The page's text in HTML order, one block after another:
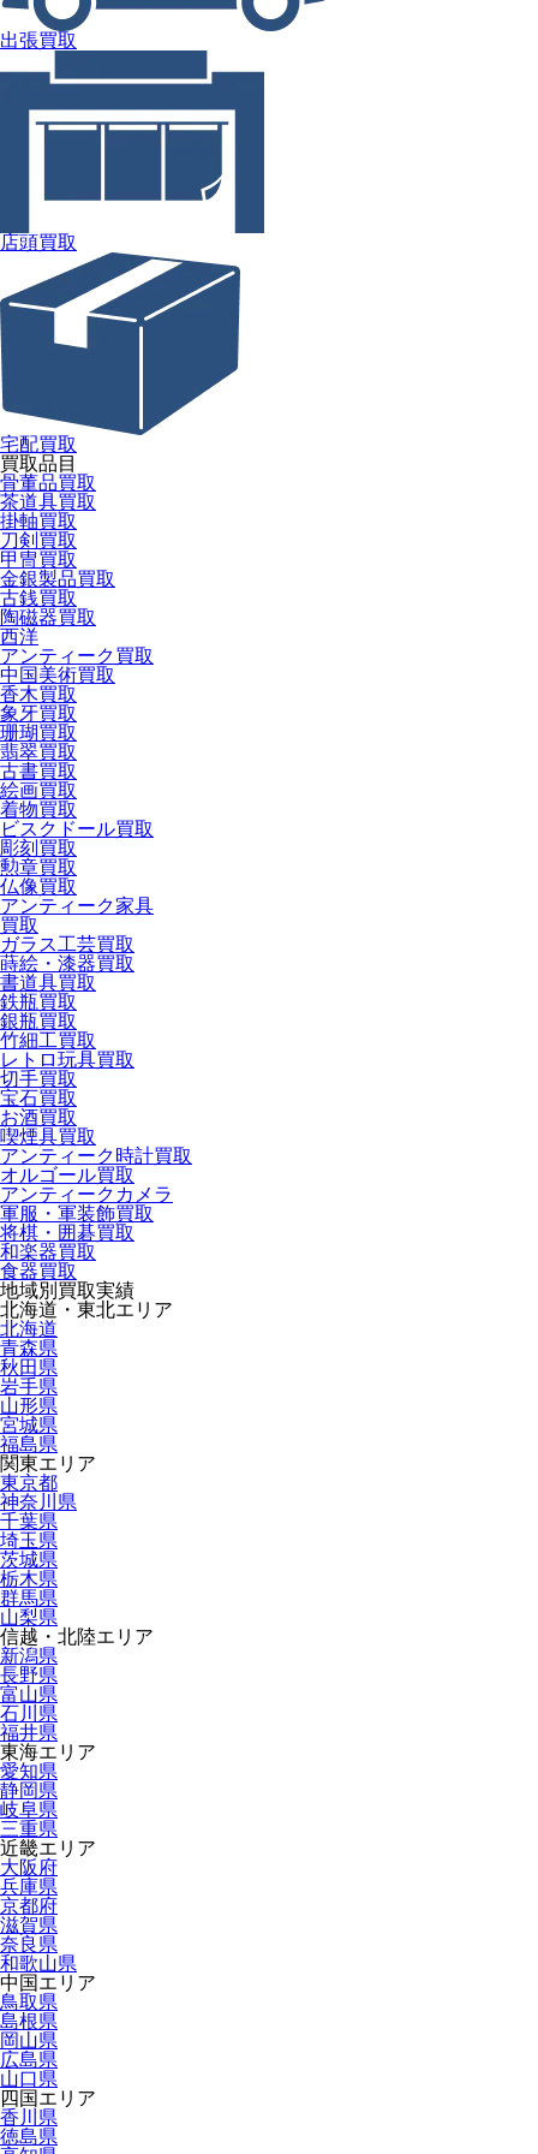
出張買取
店頭買取
宅配買取
買取品目
骨董品買取
茶道具買取
掛軸買取
刀剣買取
甲冑買取
金銀製品買取
古銭買取
陶磁器買取
西洋
アンティーク買取
中国美術買取
香木買取
象牙買取
珊瑚買取
翡翠買取
古書買取
絵画買取
着物買取
ビスクドール買取
彫刻買取
勲章買取
仏像買取
アンティーク家具
買取
ガラス工芸買取
蒔絵・漆器買取
書道具買取
鉄瓶買取
銀瓶買取
竹細工買取
レトロ玩具買取
切手買取
宝石買取
お酒買取
喫煙具買取
アンティーク時計買取
オルゴール買取
アンティークカメラ
軍服・軍装飾買取
将棋・囲碁買取
和楽器買取
食器買取
地域別買取実績
北海道・東北エリア
北海道
青森県
秋田県
岩手県
山形県
宮城県
福島県
関東エリア
東京都
神奈川県
千葉県
埼玉県
茨城県
栃木県
群馬県
山梨県
信越・北陸エリア
新潟県
長野県
富山県
石川県
福井県
東海エリア
愛知県
静岡県
岐阜県
三重県
近畿エリア
大阪府
兵庫県
京都府
滋賀県
奈良県
和歌山県
中国エリア
鳥取県
島根県
岡山県
広島県
山口県
四国エリア
香川県
徳島県